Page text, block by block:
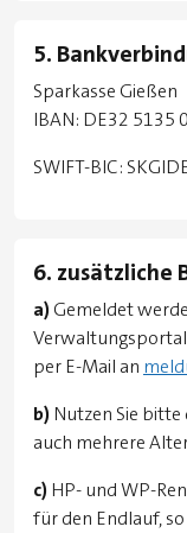
5.
Sparkasse Gießen
IBAN: DE32 5135
SWIFT-BIC:
6. zusätzliche
a) Gemeldet
Verwaltungsportal
per E-Mail an
b) Nutzen Sie
auch mehrere
c) HP- und WP-
für den Endlauf,